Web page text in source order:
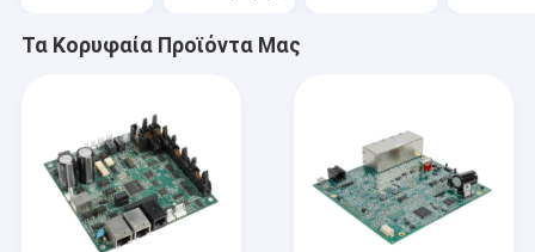
Τα Κορυφαία Προϊόντα Μας